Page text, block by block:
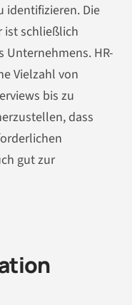
identifizieren. Die
ist schließlich
Unternehmens. HR-
Vielzahl von
bis zu
dass
gut zur